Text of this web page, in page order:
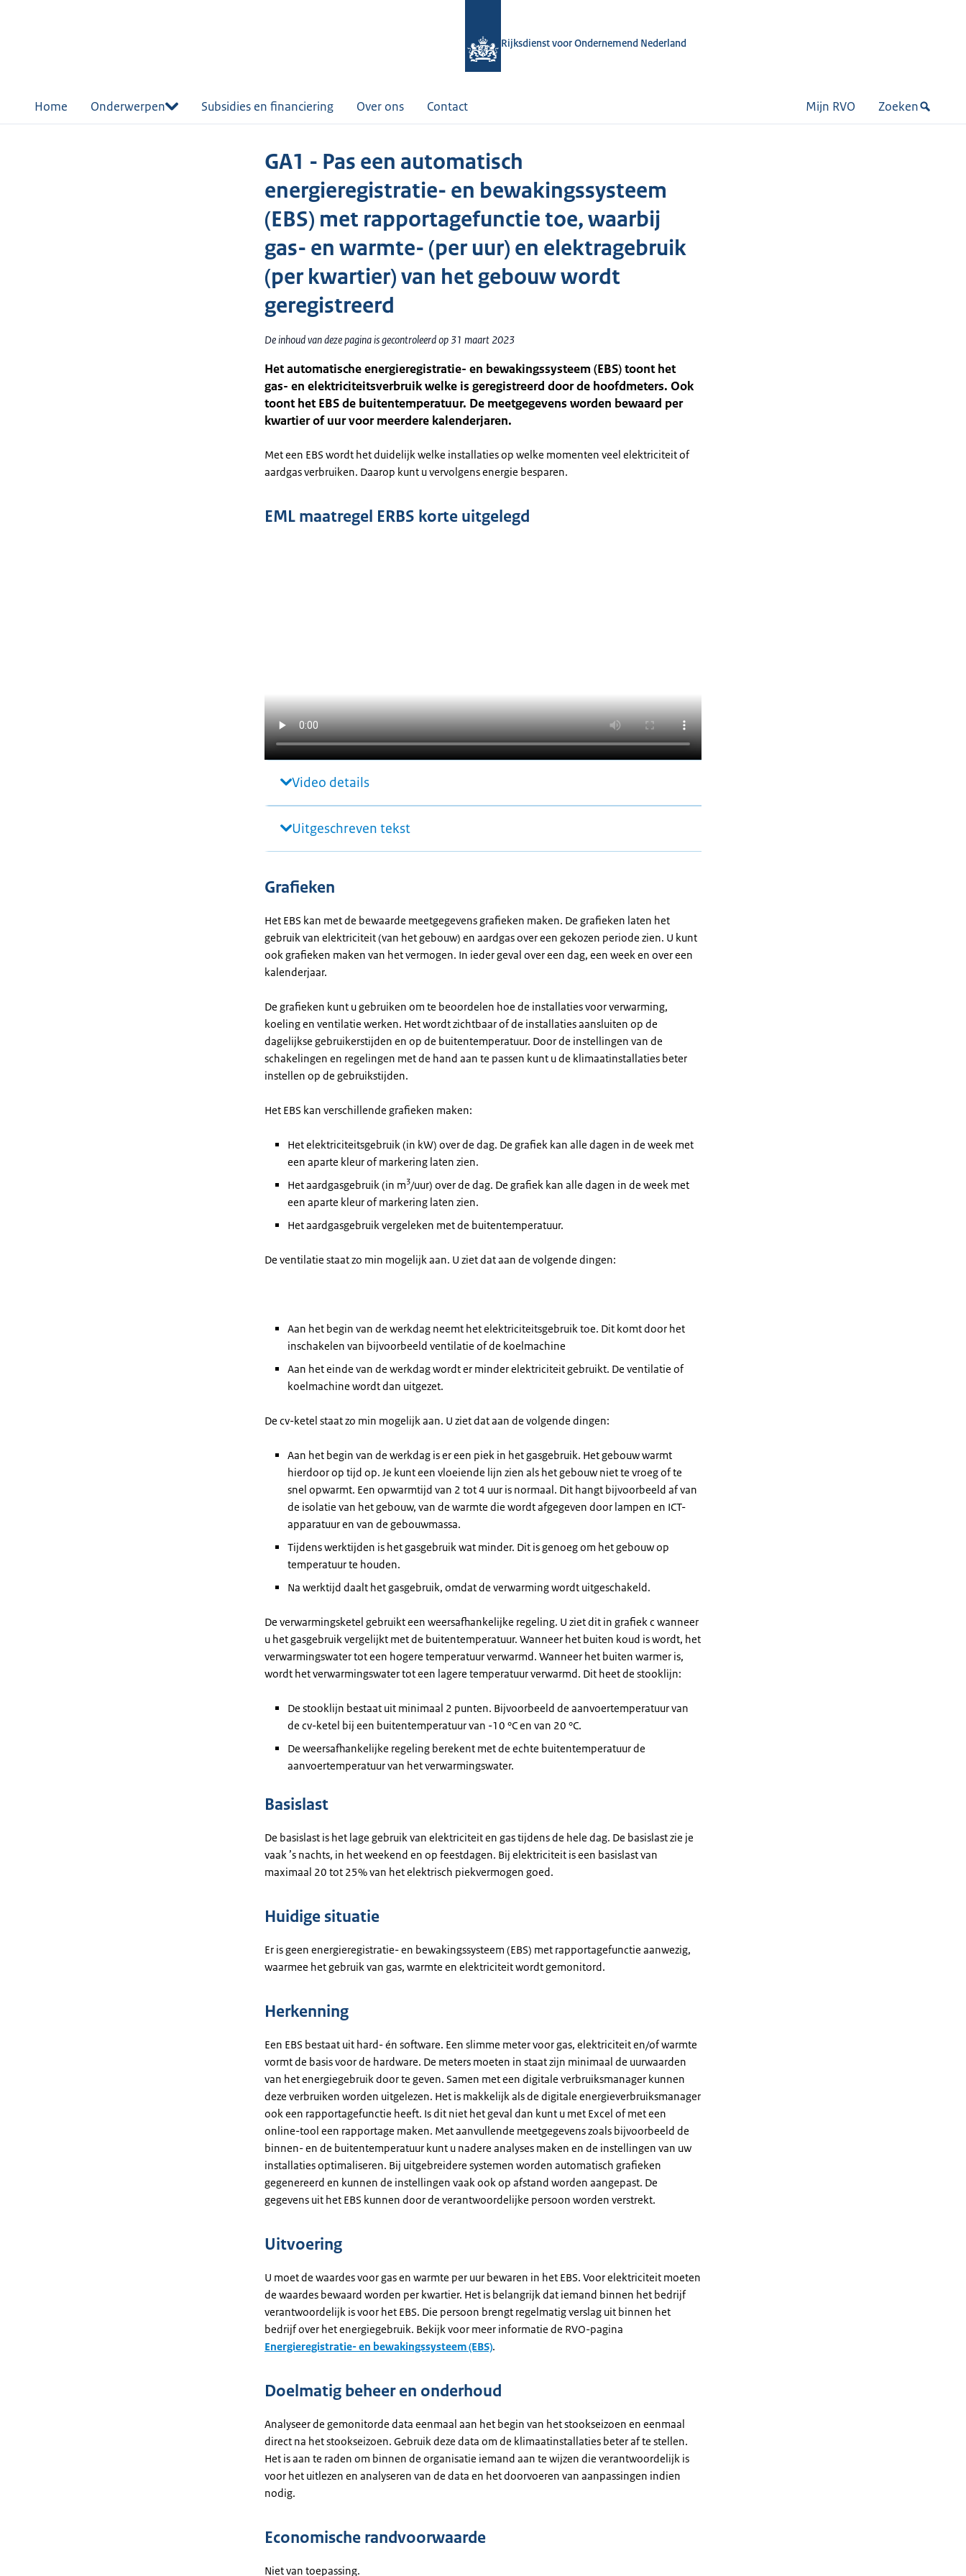
Rijksdienst voor Ondernemend Nederland
Home Onderwerpen Subsidies en financiering Over ons Contact Mijn RVO Zoeken
GA1 - Pas een automatisch
energieregistratie- en bewakingssysteem
(EBS) met rapportagefunctie toe, waarbij
gas- en warmte- (per uur) en elektragebruik
(per kwartier) van het gebouw wordt
geregistreerd
De inhoud van deze pagina is gecontroleerd op 31 maart 2023
Het automatische energieregistratie- en bewakingssysteem (EBS) toont het
gas- en elektriciteitsverbruik welke is geregistreerd door de hoofdmeters. Ook
toont het EBS de buitentemperatuur. De meetgegevens worden bewaard per
kwartier of uur voor meerdere kalenderjaren.
Met een EBS wordt het duidelijk welke installaties op welke momenten veel elektriciteit of
aardgas verbruiken. Daarop kunt u vervolgens energie besparen.
EML maatregel ERBS korte uitgelegd
Video details
Uitgeschreven tekst
Grafieken
Het EBS kan met de bewaarde meetgegevens grafieken maken. De grafieken laten het
gebruik van elektriciteit (van het gebouw) en aardgas over een gekozen periode zien. U kunt
ook grafieken maken van het vermogen. In ieder geval over een dag, een week en over een
kalenderjaar.
De grafieken kunt u gebruiken om te beoordelen hoe de installaties voor verwarming,
koeling en ventilatie werken. Het wordt zichtbaar of de installaties aansluiten op de
dagelijkse gebruikerstijden en op de buitentemperatuur. Door de instellingen van de
schakelingen en regelingen met de hand aan te passen kunt u de klimaatinstallaties beter
instellen op de gebruikstijden.
Het EBS kan verschillende grafieken maken:
Het elektriciteitsgebruik (in kW) over de dag. De grafiek kan alle dagen in de week met
een aparte kleur of markering laten zien.
Het aardgasgebruik (in m3/uur) over de dag. De grafiek kan alle dagen in de week met
een aparte kleur of markering laten zien.
Het aardgasgebruik vergeleken met de buitentemperatuur.
De ventilatie staat zo min mogelijk aan. U ziet dat aan de volgende dingen:
Aan het begin van de werkdag neemt het elektriciteitsgebruik toe. Dit komt door het
inschakelen van bijvoorbeeld ventilatie of de koelmachine
Aan het einde van de werkdag wordt er minder elektriciteit gebruikt. De ventilatie of
koelmachine wordt dan uitgezet.
De cv-ketel staat zo min mogelijk aan. U ziet dat aan de volgende dingen:
Aan het begin van de werkdag is er een piek in het gasgebruik. Het gebouw warmt
hierdoor op tijd op. Je kunt een vloeiende lijn zien als het gebouw niet te vroeg of te
snel opwarmt. Een opwarmtijd van 2 tot 4 uur is normaal. Dit hangt bijvoorbeeld af van
de isolatie van het gebouw, van de warmte die wordt afgegeven door lampen en ICT-
apparatuur en van de gebouwmassa.
Tijdens werktijden is het gasgebruik wat minder. Dit is genoeg om het gebouw op
temperatuur te houden.
Na werktijd daalt het gasgebruik, omdat de verwarming wordt uitgeschakeld.
De verwarmingsketel gebruikt een weersafhankelijke regeling. U ziet dit in grafiek c wanneer
u het gasgebruik vergelijkt met de buitentemperatuur. Wanneer het buiten koud is wordt, het
verwarmingswater tot een hogere temperatuur verwarmd. Wanneer het buiten warmer is,
wordt het verwarmingswater tot een lagere temperatuur verwarmd. Dit heet de stooklijn:
De stooklijn bestaat uit minimaal 2 punten. Bijvoorbeeld de aanvoertemperatuur van
de cv-ketel bij een buitentemperatuur van -10 °C en van 20 °C.
De weersafhankelijke regeling berekent met de echte buitentemperatuur de
aanvoertemperatuur van het verwarmingswater.
Basislast
De basislast is het lage gebruik van elektriciteit en gas tijdens de hele dag. De basislast zie je
vaak ’s nachts, in het weekend en op feestdagen. Bij elektriciteit is een basislast van
maximaal 20 tot 25% van het elektrisch piekvermogen goed.
Huidige situatie
Er is geen energieregistratie- en bewakingssysteem (EBS) met rapportagefunctie aanwezig,
waarmee het gebruik van gas, warmte en elektriciteit wordt gemonitord.
Herkenning
Een EBS bestaat uit hard- én software. Een slimme meter voor gas, elektriciteit en/of warmte
vormt de basis voor de hardware. De meters moeten in staat zijn minimaal de uurwaarden
van het energiegebruik door te geven. Samen met een digitale verbruiksmanager kunnen
deze verbruiken worden uitgelezen. Het is makkelijk als de digitale energieverbruiksmanager
ook een rapportagefunctie heeft. Is dit niet het geval dan kunt u met Excel of met een
online-tool een rapportage maken. Met aanvullende meetgegevens zoals bijvoorbeeld de
binnen- en de buitentemperatuur kunt u nadere analyses maken en de instellingen van uw
installaties optimaliseren. Bij uitgebreidere systemen worden automatisch grafieken
gegenereerd en kunnen de instellingen vaak ook op afstand worden aangepast. De
gegevens uit het EBS kunnen door de verantwoordelijke persoon worden verstrekt.
Uitvoering
U moet de waardes voor gas en warmte per uur bewaren in het EBS. Voor elektriciteit moeten
de waardes bewaard worden per kwartier. Het is belangrijk dat iemand binnen het bedrijf
verantwoordelijk is voor het EBS. Die persoon brengt regelmatig verslag uit binnen het
bedrijf over het energiegebruik. Bekijk voor meer informatie de RVO-pagina
Energieregistratie- en bewakingssysteem (EBS).
Doelmatig beheer en onderhoud
Analyseer de gemonitorde data eenmaal aan het begin van het stookseizoen en eenmaal
direct na het stookseizoen. Gebruik deze data om de klimaatinstallaties beter af te stellen.
Het is aan te raden om binnen de organisatie iemand aan te wijzen die verantwoordelijk is
voor het uitlezen en analyseren van de data en het doorvoeren van aanpassingen indien
nodig.
Economische randvoorwaarde
Niet van toepassing.